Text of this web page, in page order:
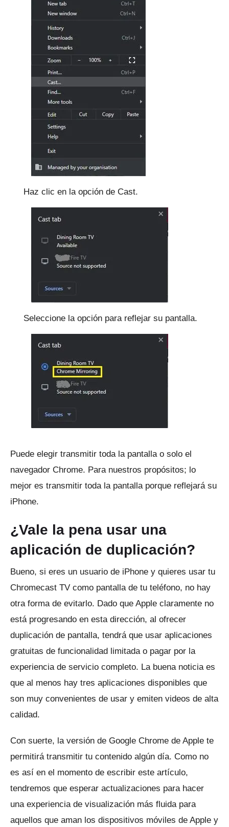
Haz clic en la opción de Cast.
Seleccione la opción para reflejar su pantalla.
Puede elegir transmitir toda la pantalla o solo el
navegador Chrome. Para nuestros propósitos; lo
mejor es transmitir toda la pantalla porque reflejará su
iPhone.
¿Vale la pena usar una
aplicación de duplicación?
Bueno, si eres un usuario de iPhone y quieres usar tu
Chromecast TV como pantalla de tu teléfono, no hay
otra forma de evitarlo. Dado que Apple claramente no
está progresando en esta dirección, al ofrecer
duplicación de pantalla, tendrá que usar aplicaciones
gratuitas de funcionalidad limitada o pagar por la
experiencia de servicio completo. La buena noticia es
que al menos hay tres aplicaciones disponibles que
son muy convenientes de usar y emiten videos de alta
calidad.
Con suerte, la versión de Google Chrome de Apple te
permitirá transmitir tu contenido algún día. Como no
es así en el momento de escribir este artículo,
tendremos que esperar actualizaciones para hacer
una experiencia de visualización más fluida para
aquellos que aman los dispositivos móviles de Apple y